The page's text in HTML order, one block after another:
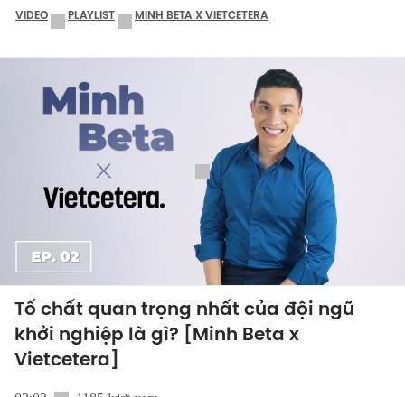
VIDEO PLAYLIST MINH BETA X VIETCETERA
Tố chất quan trọng nhất của đội ngũ
khởi nghiệp là gì? [Minh Beta x
Vietcetera]